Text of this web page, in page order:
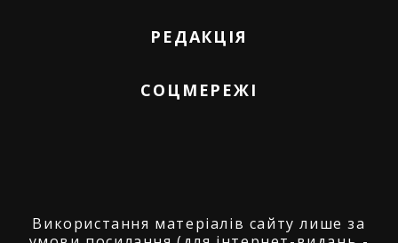
РЕДАКЦІЯ
СОЦМЕРЕЖІ
Використання матеріалів сайту лише за